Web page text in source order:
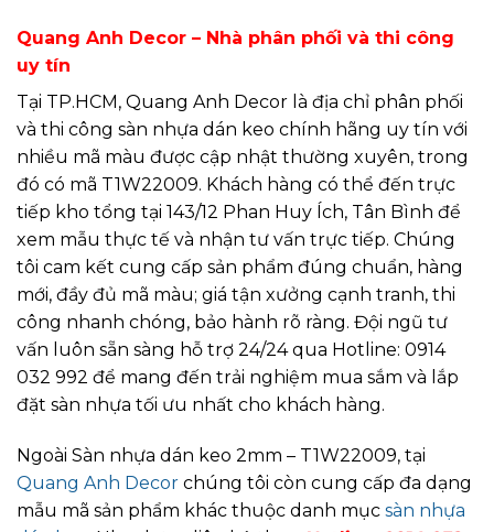
Quang Anh Decor – Nhà phân phối và thi công
uy tín
Tại TP.HCM, Quang Anh Decor là địa chỉ phân phối
và thi công sàn nhựa dán keo chính hãng uy tín với
nhiều mã màu được cập nhật thường xuyên, trong
đó có mã T1W22009. Khách hàng có thể đến trực
tiếp kho tổng tại 143/12 Phan Huy Ích, Tân Bình để
xem mẫu thực tế và nhận tư vấn trực tiếp. Chúng
tôi cam kết cung cấp sản phẩm đúng chuẩn, hàng
mới, đầy đủ mã màu; giá tận xưởng cạnh tranh, thi
công nhanh chóng, bảo hành rõ ràng. Đội ngũ tư
vấn luôn sẵn sàng hỗ trợ 24/24 qua Hotline: 0914
032 992 để mang đến trải nghiệm mua sắm và lắp
đặt sàn nhựa tối ưu nhất cho khách hàng.
Ngoài Sàn nhựa dán keo 2mm – T1W22009, tại
Quang Anh Decor chúng tôi còn cung cấp đa dạng
mẫu mã sản phẩm khác thuộc danh mục sàn nhựa